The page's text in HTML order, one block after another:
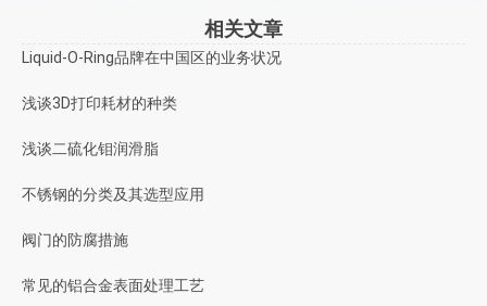
相关文章
Liquid-O-Ring品牌在中国区的业务状况
浅谈3D打印耗材的种类
浅谈二硫化钼润滑脂
不锈钢的分类及其选型应用
阀门的防腐措施
常见的铝合金表面处理工艺